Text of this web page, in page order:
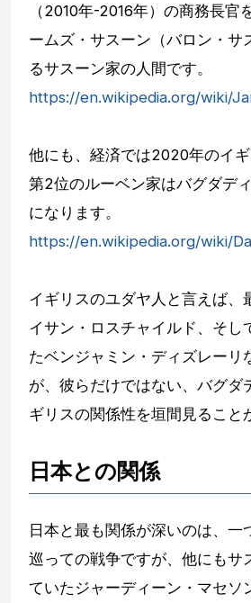
（2010年-2016年）の商務長官
ームズ・サスーン（バロン・サ
るサスーン家の人間です。
https://en.wikipedia.org/wiki/
他にも、経済では2020年のイ
第2位のルーベン家はバグダデ
になります。
https://en.wikipedia.org/wiki/
イギリスのユダヤ人と言えば、
イサン・ロスチャイルド、そし
たベンジャミン・ディズレーリ
が、彼らだけではない、バグダ
ギリスの関係性を垣間見ること
日本との関係
日本と最も関係が深いのは、一
巡っての戦争ですが、他にもサ
ていたジャーディーン・マセソ